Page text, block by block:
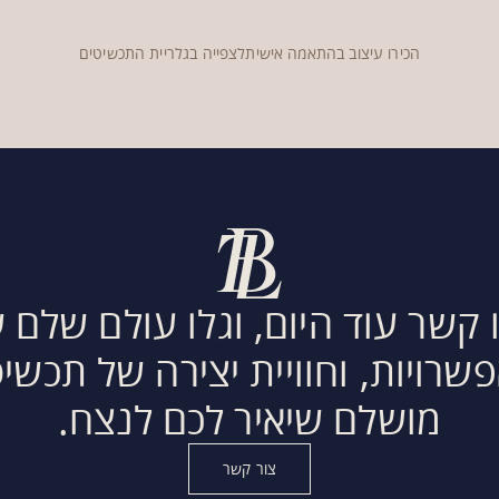
הכירו עיצוב בהתאמה אישיתלצפייה בגלריית התכשיטים
קשר עוד היום, וגלו עולם
וחוויית יצירה של
מושלם שיאיר לכם לנצח.
צור קשר